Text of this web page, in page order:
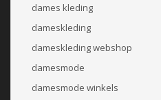
dames kleding
dameskleding
dameskleding webshop
damesmode
damesmode winkels